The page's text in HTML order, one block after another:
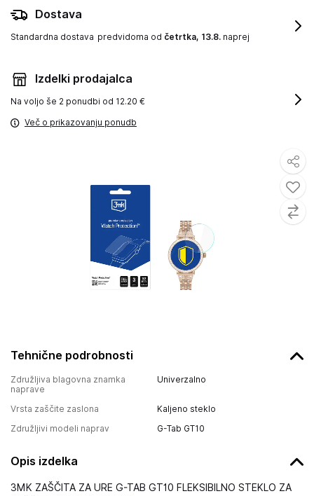
Tehnične podrobnosti
Združljiva blagovna znamka
naprave
Univerzalno
Vrsta zaščite zaslona
Kaljeno steklo
Združljivi modeli naprav
G-Tab GT10
Opis izdelka
3MK ZAŠČITA ZA URE G-TAB GT10 FLEKSIBILNO STEKLO ZA
Dostava
Standardna dostava predvidoma od četrtka, 13.8. naprej
Izdelki prodajalca
Na voljo še 2 ponudbi od 12.20 €
Več o prikazovanju ponudb